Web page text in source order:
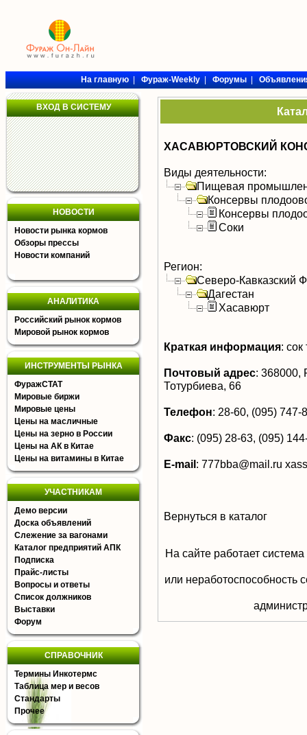
На главную|Фураж-Weekly|Форумы|
ВХОД В СИСТЕМУ
НОВОСТИ
Новости рынка кормов
Обзоры прессы
Новости компаний
АНАЛИТИКА
Российский рынок кормов
Мировой рынок кормов
ИНСТРУМЕНТЫ РЫНКА
ФуражСТАТ
Мировые биржи
Мировые цены
Цены на масличные
Цены на зерно в России
Цены на АК в Китае
Цены на витамины в Китае
УЧАСТНИКАМ
Демо версии
Доска объявлений
Слежение за вагонами
Каталог предприятий АПК
Подписка
Прайс-листы
Вопросы и ответы
Список должников
Выставки
Форум
СПРАВОЧНИК
Термины Инкотермс
Таблица мер и весов
Стандарты
Прочее
ХАСАВЮРТОВСКИЙ
Виды деятельности:
Пищевая
Консервы
Консервы
Соки
Регион:
Северо-Кавказский
Дагестан
Хасавюрт
Краткая информация: сок
Почтовый адрес: 368000,
Тотурбиева, 66
Телефон: 28-60, (095) 747-
Факс: (095) 28-63, (095)
E-mail: 777bba@mail.ru
Вернуться в каталог
На сайте работает
или неработоспособность